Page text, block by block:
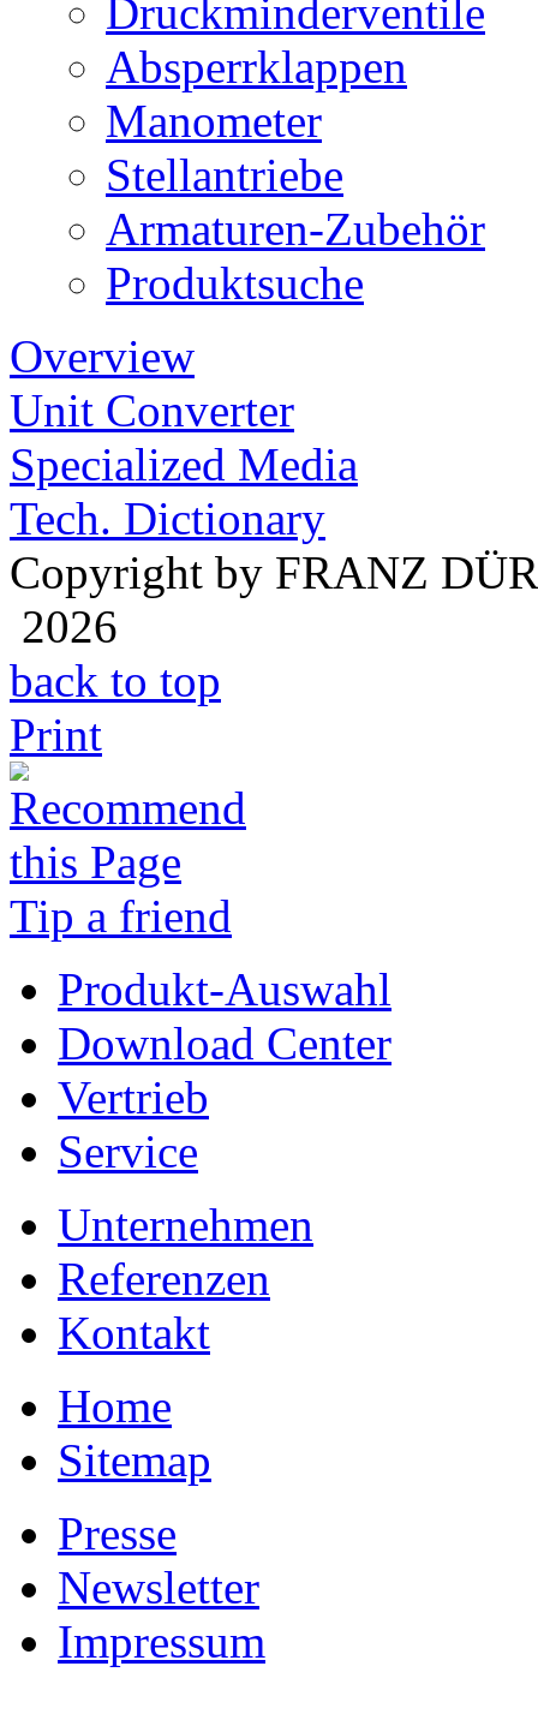
Druckminderventile
Absperrklappen
Manometer
Stellantriebe
Armaturen-Zubehör
Produktsuche
Overview
Unit Converter
Specialized Media
Tech. Dictionary
Copyright by FRANZ
2026
back to top
Print
Tip a friend
Produkt-Auswahl
Download Center
Vertrieb
Service
Unternehmen
Referenzen
Kontakt
Home
Sitemap
Presse
Newsletter
Impressum